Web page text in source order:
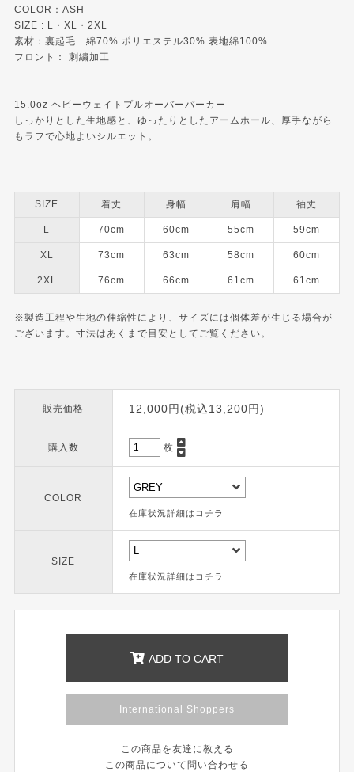
COLOR：ASH
SIZE : L・XL・2XL
素材：裏起毛 綿70% ポリエステル30% 表地綿100%
フロント： 刺繍加工
15.0oz ヘビーウェイトプルオーバーパーカー
しっかりとした生地感と、ゆったりとしたアームホール、厚手ながら
もラフで心地よいシルエット。
SIZE 着丈 身幅 肩幅 袖丈
L 70cm 60cm 55cm 59cm
XL 73cm 63cm 58cm 60cm
2XL 76cm 66cm 61cm 61cm
※製造工程や生地の伸縮性により、サイズには個体差が生じる場合が
ございます。寸法はあくまで目安としてご覧ください。
販売価格 12,000円(税込13,200円)
購入数 枚
COLOR
在庫状況詳細はコチラ
SIZE
在庫状況詳細はコチラ
ADD TO CART
International Shoppers
この商品を友達に教える
この商品について問い合わせる